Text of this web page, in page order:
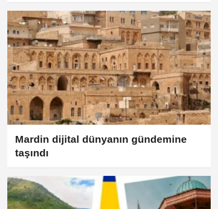
Mardin dijital dünyanın gündemine
taşındı